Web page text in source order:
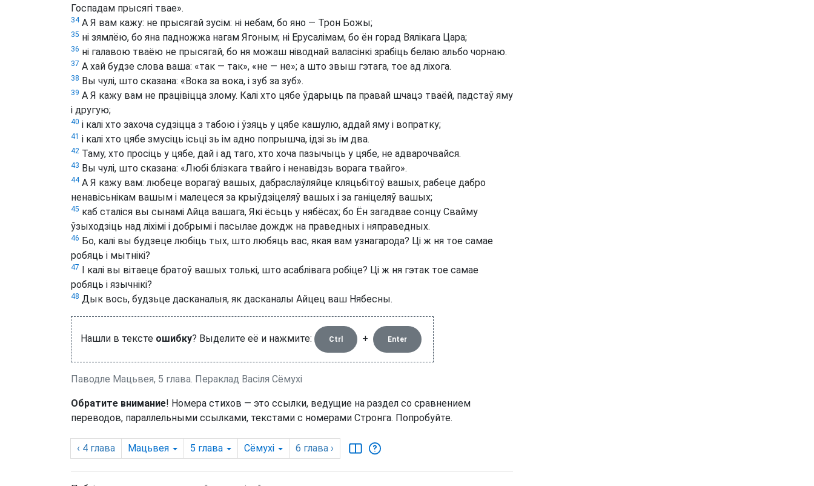
Госпадам прысягі твае».
34А Я вам кажу: не прысягай зусім: ні небам, бо яно — Трон Божы;
35 ні зямлёю, бо яна падножжа нагам Ягоным; ні Ерусалімам, бо ён горад Вялікага Цара;
36 ні галавою тваёю не прысягай, бо ня можаш ніводнай валасінкі зрабіць белаю альбо чорнаю.
37 А хай будзе слова ваша: «так — так», «не — не»; а што звыш гэтага, тое ад ліхога.
38 Вы чулі, што сказана: «Вока за вока, і зуб за зуб».
39 А Я кажу вам не працівіцца злому. Калі хто цябе ўдарыць па правай шчацэ тваёй, падстаў яму
і другую;
40 і калі хто захоча судзіцца з табою і ўзяць у цябе кашулю, аддай яму і вопратку;
41 і калі хто цябе змусіць ісьці зь ім адно попрышча, ідзі зь ім два.
42 Таму, хто просіць у цябе, дай і ад таго, хто хоча пазычыць у цябе, не адварочвайся.
43 Вы чулі, што сказана: «Любі блізкага твайго і ненавідзь ворага твайго».
44А Я кажу вам: любеце ворагаў вашых, дабраслаўляйце кляцьбітоў вашых, рабеце дабро
ненавісьнікам вашым і малецеся за крыўдзіцеляў вашых і за ганіцеляў вашых;
45 каб сталіся вы сынамі Айца вашага, Які ёсьць у нябёсах; бо Ён загадвае сонцу Свайму
ўзыходзіць над ліхімі і добрымі і пасылае дождж на праведных і няправедных.
46 Бо, калі вы будзеце любіць тых, што любяць вас, якая вам узнагарода? Ці ж ня тое самае
робяць і мытнікі?
47 І калі вы вітаеце братоў вашых толькі, што асаблівага робіце? Ці ж ня гэтак тое самае
робяць і язычнікі?
48 Дык вось, будзьце дасканалыя, як дасканалы Айцец ваш Нябесны.
Нашли в тексте ошибку? Выделите её и нажмите: Ctrl + Enter
Паводле Мацьвея, 5 глава. Пераклад Васіля Сёмухі
Обратите внимание! Номера стихов — это ссылки, ведущие на раздел со сравнением
переводов, параллельными ссылками, текстами с номерами Стронга. Попробуйте.
‹ 4 глава Мацьвея 5 глава Сёмухі 6 глава ›